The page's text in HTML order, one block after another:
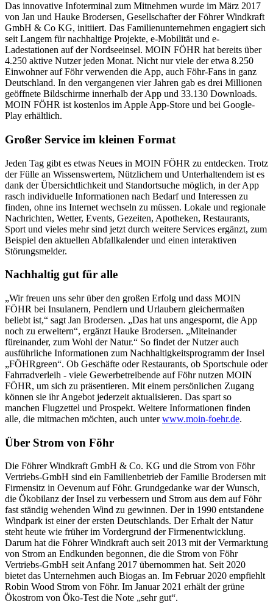
Das innovative Infoterminal zum Mitnehmen wurde im März 2017
von Jan und Hauke Brodersen, Gesellschafter der Föhrer Windkraft
GmbH & Co KG, initiiert. Das Familienunternehmen engagiert sich
seit Langem für nachhaltige Projekte, e-Mobilität und e-
Ladestationen auf der Nordseeinsel. MOIN FÖHR hat bereits über
4.250 aktive Nutzer jeden Monat. Nicht nur viele der etwa 8.250
Einwohner auf Föhr verwenden die App, auch Föhr-Fans in ganz
Deutschland. In den vergangenen vier Jahren gab es drei Millionen
geöffnete Bildschirme innerhalb der App und 33.130 Downloads.
MOIN FÖHR ist kostenlos im Apple App-Store und bei Google-
Play erhältlich.
Großer Service im kleinen Format
Jeden Tag gibt es etwas Neues in MOIN FÖHR zu entdecken. Trotz
der Fülle an Wissenswertem, Nützlichem und Unterhaltendem ist es
dank der Übersichtlichkeit und Standortsuche möglich, in der App
rasch individuelle Informationen nach Bedarf und Interessen zu
finden, ohne ins Internet wechseln zu müssen. Lokale und regionale
Nachrichten, Wetter, Events, Gezeiten, Apotheken, Restaurants,
Sport und vieles mehr sind jetzt durch weitere Services ergänzt, zum
Beispiel den aktuellen Abfallkalender und einen interaktiven
Störungsmelder.
Nachhaltig gut für alle
„Wir freuen uns sehr über den großen Erfolg und dass MOIN
FÖHR bei Insulanern, Pendlern und Urlaubern gleichermaßen
beliebt ist,“ sagt Jan Brodersen. „Das hat uns angespornt, die App
noch zu erweitern“, ergänzt Hauke Brodersen. „Miteinander
füreinander, zum Wohl der Natur.“ So findet der Nutzer auch
ausführliche Informationen zum Nachhaltigkeitsprogramm der Insel
„FÖHRgreen“. Ob Geschäfte oder Restaurants, ob Sportschule oder
Fahrradverleih - viele Gewerbetreibende auf Föhr nutzen MOIN
FÖHR, um sich zu präsentieren. Mit einem persönlichen Zugang
können sie ihr Angebot jederzeit aktualisieren. Das spart so
manchen Flugzettel und Prospekt. Weitere Informationen finden
alle, die mitmachen möchten, auch unterwww.moin-foehr.de.
Über Strom von Föhr
Die Föhrer Windkraft GmbH & Co. KG und die Strom von Föhr
Vertriebs-GmbH sind ein Familienbetrieb der Familie Brodersen mit
Firmensitz in Oevenum auf Föhr. Grundgedanke war der Wunsch,
die Ökobilanz der Insel zu verbessern und Strom aus dem auf Föhr
fast ständig wehenden Wind zu gewinnen. Der in 1990 entstandene
Windpark ist einer der ersten Deutschlands. Der Erhalt der Natur
steht heute wie früher im Vordergrund der Firmenentwicklung.
Darum hat die Föhrer Windkraft auch seit 2013 mit der Vermarktung
von Strom an Endkunden begonnen, die die Strom von Föhr
Vertriebs-GmbH seit Anfang 2017 übernommen hat. Seit 2020
bietet das Unternehmen auch Biogas an. Im Februar 2020 empfiehlt
Robin Wood Strom von Föhr. Im Januar 2021 erhält der grüne
Ökostrom von Öko-Test die Note „sehr gut“.